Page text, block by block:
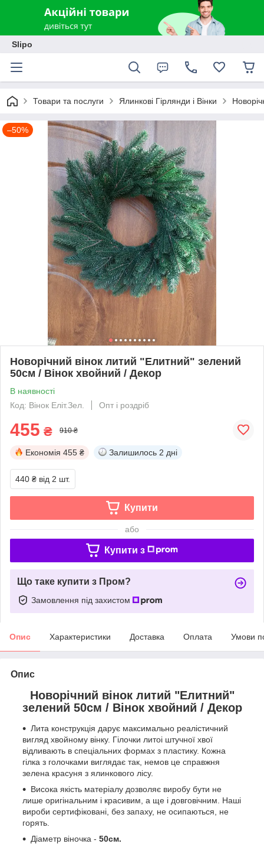
Slipo
Товари та послуги Ялинкові Гірлянди і Вінки
–50%
Новорічний вінок литий "Елитний" зелений
50см / Вінок хвойний / Декор
В наявності
Код: Вінок Еліт.Зел.
Опт і роздріб
455 ₴ 910 ₴
Економія 455 ₴ Залишилось 2 дні
440 ₴ від 2 шт.
Купити
або
Купити з
Що таке купити з Пром?
Замовлення під захистом
Опис Характеристики Доставка Оплата Умови
Опис
Новорічний вінок литий "Елитний"
зелений 50см / Вінок хвойний / Декор
Лита конструкція дарує максимально реалістичний
вигляд хвойному вінку. Гілочки литоі штучної хвої
відливають в спеціальних формах з пластику. Кожна
гілка з голочками виглядає так, немов це справжня
зелена красуня з ялинкового лісу.
Висока якість матеріалу дозволяє виробу бути не
лише оригінальним і красивим, а ще і довговічним. Наші
вироби сертифіковані, без запаху, не осипаються, не
горять.
Діаметр віночка - 50см.